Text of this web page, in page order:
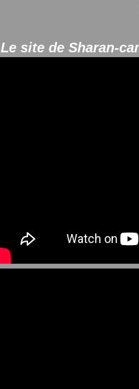
Le site de Sharan-